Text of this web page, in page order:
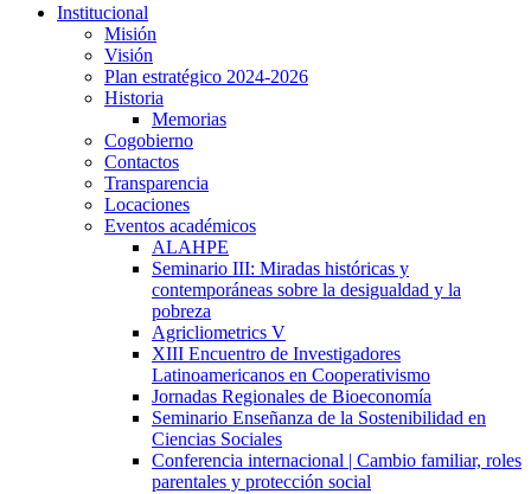
Institucional
Misión
Visión
Plan estratégico 2024-2026
Historia
Memorias
Cogobierno
Contactos
Transparencia
Locaciones
Eventos académicos
ALAHPE
Seminario III: Miradas históricas y
contemporáneas sobre la desigualdad y la
pobreza
Agricliometrics V
XIII Encuentro de Investigadores
Latinoamericanos en Cooperativismo
Jornadas Regionales de Bioeconomía
Seminario Enseñanza de la Sostenibilidad en
Ciencias Sociales
Conferencia internacional | Cambio familiar, roles
parentales y protección social